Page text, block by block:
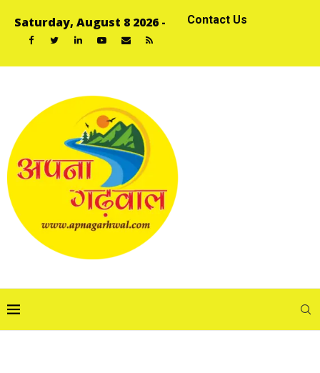
Saturday, August 8 2026 - Contact Us